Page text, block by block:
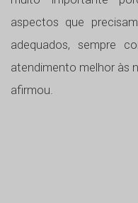
aspectos que
adequados, sempre
atendimento melhor às
afirmou.